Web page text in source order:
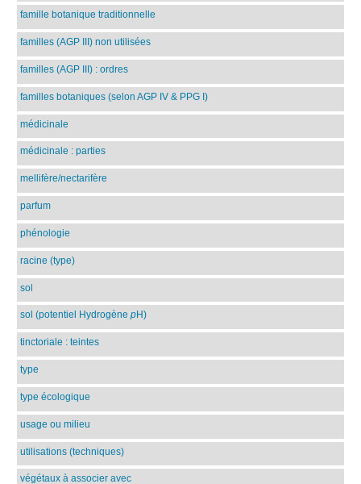
famille botanique traditionnelle
familles (AGP III) non utilisées
familles (AGP III) : ordres
familles botaniques (selon AGP IV & PPG I)
médicinale
médicinale : parties
mellifère/nectarifère
parfum
phénologie
racine (type)
sol
sol (potentiel Hydrogène pH)
tinctoriale : teintes
type
type écologique
usage ou milieu
utilisations (techniques)
végétaux à associer avec